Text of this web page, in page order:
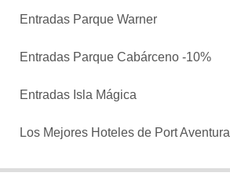
Entradas Parque Warner
Entradas Parque Cabárceno -10%
Entradas Isla Mágica
Los Mejores Hoteles de Port Aventura